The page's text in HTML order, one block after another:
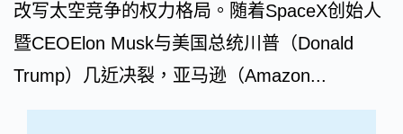
改写太空竞争的权力格局。随着SpaceX创始人
暨CEOElon Musk与美国总统川普（Donald
Trump）几近决裂，亚马逊（Amazon...